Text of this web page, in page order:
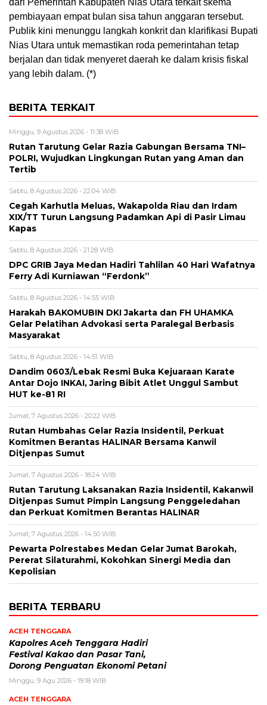
pembiayaan empat bulan sisa tahun anggaran tersebut.
Publik kini menunggu langkah konkrit dan klarifikasi Bupati
Nias Utara untuk memastikan roda pemerintahan tetap
berjalan dan tidak menyeret daerah ke dalam krisis fiskal
yang lebih dalam. (*)
BERITA TERKAIT
Minggu, 9 Agustus 2026 - 11:38 WIB
Rutan Tarutung Gelar Razia Gabungan Bersama TNI–
POLRI, Wujudkan Lingkungan Rutan yang Aman dan
Tertib
Sabtu, 8 Agustus 2026 - 22:04 WIB
Cegah Karhutla Meluas, Wakapolda Riau dan Irdam
XIX/TT Turun Langsung Padamkan Api di Pasir Limau
Kapas
Sabtu, 8 Agustus 2026 - 21:28 WIB
DPC GRIB Jaya Medan Hadiri Tahlilan 40 Hari Wafatnya
Ferry Adi Kurniawan “Ferdonk”
Sabtu, 8 Agustus 2026 - 14:55 WIB
Harakah BAKOMUBIN DKI Jakarta dan FH UHAMKA
Gelar Pelatihan Advokasi serta Paralegal Berbasis
Masyarakat
Sabtu, 8 Agustus 2026 - 14:51 WIB
Dandim 0603/Lebak Resmi Buka Kejuaraan Karate
Antar Dojo INKAI, Jaring Bibit Atlet Unggul Sambut
HUT ke-81 RI
Jumat, 7 Agustus 2026 - 20:22 WIB
Rutan Humbahas Gelar Razia Insidentil, Perkuat
Komitmen Berantas HALINAR Bersama Kanwil
Ditjenpas Sumut
Jumat, 7 Agustus 2026 - 18:24 WIB
Rutan Tarutung Laksanakan Razia Insidentil, Kakanwil
Ditjenpas Sumut Pimpin Langsung Penggeledahan
dan Perkuat Komitmen Berantas HALINAR
Jumat, 7 Agustus 2026 - 14:50 WIB
Pewarta Polrestabes Medan Gelar Jumat Barokah,
Pererat Silaturahmi, Kokohkan Sinergi Media dan
Kepolisian
BERITA TERBARU
ACEH TENGGARA
Kapolres Aceh Tenggara Hadiri
Festival Kakao dan Pasar Tani,
Dorong Penguatan Ekonomi Petani
Minggu, 9 Agu 2026 - 19:18 WIB
ACEH TENGGARA